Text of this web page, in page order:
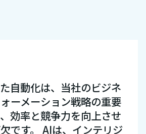
た自動化は、当社のビジネ
ーメーション戦略の重要
効率と競争力を向上させ
です。 AIは、インテリジ